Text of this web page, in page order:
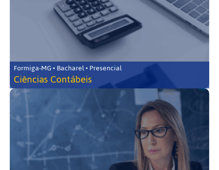
Formiga-MG • Bacharel • Presencial
Ciências Contábeis